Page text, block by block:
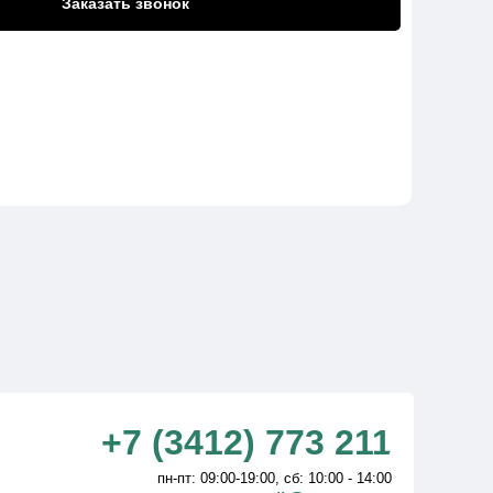
пн-пт: 09:00-19:00, сб: 10:00 - 14:00
+7 (3412) 773 211